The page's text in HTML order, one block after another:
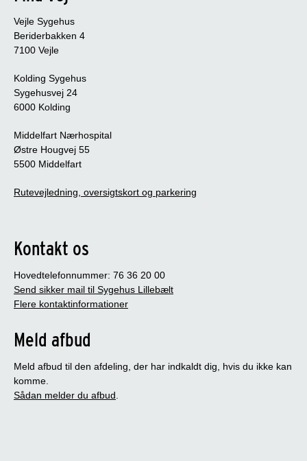
Vejle Sygehus
Beriderbakken 4
7100 Vejle
Kolding Sygehus
Sygehusvej 24
6000 Kolding
Middelfart Nærhospital
Østre Hougvej 55
5500 Middelfart
Rutevejledning, oversigtskort og parkering
Kontakt os
Hovedtelefonnummer: 76 36 20 00
Send sikker mail til Sygehus Lillebælt
Flere kontaktinformationer
Meld afbud
Meld afbud til den afdeling, der har indkaldt dig, hvis du ikke kan
komme.
Sådan melder du afbud.